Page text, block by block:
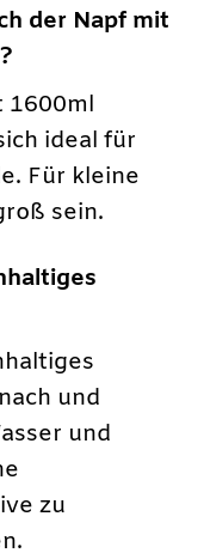
der Napf mit
1600ml
ideal für
Für kleine
sein.
und
und
zu